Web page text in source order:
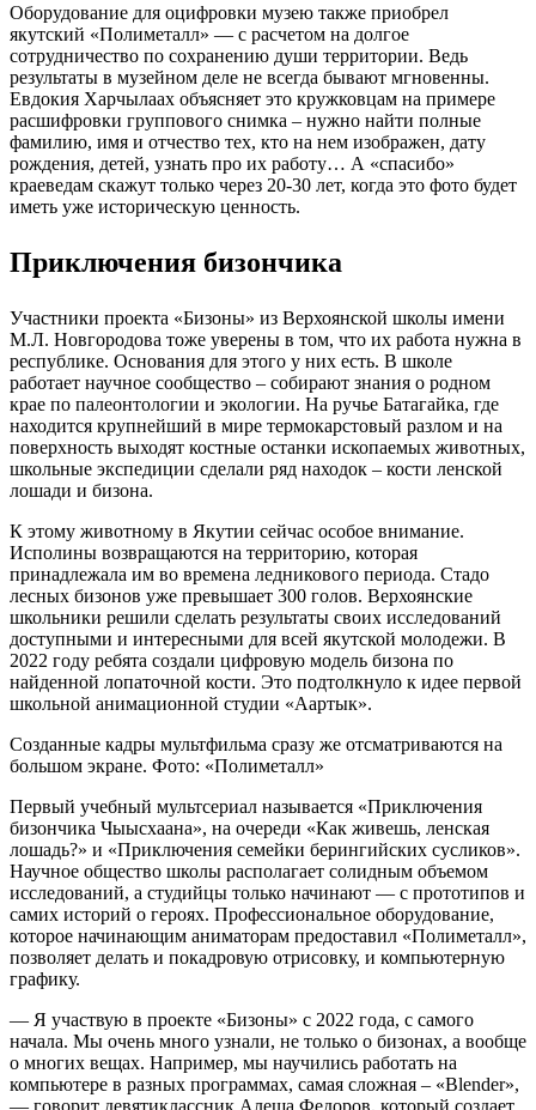
Оборудование для оцифровки музею также приобрел
якутский «Полиметалл» — с расчетом на долгое
сотрудничество по сохранению души территории. Ведь
результаты в музейном деле не всегда бывают мгновенны.
Евдокия Харчылаах объясняет это кружковцам на примере
расшифровки группового снимка – нужно найти полные
фамилию, имя и отчество тех, кто на нем изображен, дату
рождения, детей, узнать про их работу… А «спасибо»
краеведам скажут только через 20-30 лет, когда это фото будет
иметь уже историческую ценность.
Приключения бизончика
Участники проекта «Бизоны» из Верхоянской школы имени
М.Л. Новгородова тоже уверены в том, что их работа нужна в
республике. Основания для этого у них есть. В школе
работает научное сообщество – собирают знания о родном
крае по палеонтологии и экологии. На ручье Батагайка, где
находится крупнейший в мире термокарстовый разлом и на
поверхность выходят костные останки ископаемых животных,
школьные экспедиции сделали ряд находок – кости ленской
лошади и бизона.
К этому животному в Якутии сейчас особое внимание.
Исполины возвращаются на территорию, которая
принадлежала им во времена ледникового периода. Стадо
лесных бизонов уже превышает 300 голов. Верхоянские
школьники решили сделать результаты своих исследований
доступными и интересными для всей якутской молодежи. В
2022 году ребята создали цифровую модель бизона по
найденной лопаточной кости. Это подтолкнуло к идее первой
школьной анимационной студии «Аартык».
Созданные кадры мультфильма сразу же отсматриваются на
большом экране. Фото: «Полиметалл»
Первый учебный мультсериал называется «Приключения
бизончика Чыысхаана», на очереди «Как живешь, ленская
лошадь?» и «Приключения семейки берингийских сусликов».
Научное общество школы располагает солидным объемом
исследований, а студийцы только начинают — с прототипов и
самих историй о героях. Профессиональное оборудование,
которое начинающим аниматорам предоставил «Полиметалл»,
позволяет делать и покадровую отрисовку, и компьютерную
графику.
— Я участвую в проекте «Бизоны» с 2022 года, с самого
начала. Мы очень много узнали, не только о бизонах, а вообще
о многих вещах. Например, мы научились работать на
компьютере в разных программах, самая сложная – «Blender»,
— говорит девятиклассник Алеша Федоров, который создает